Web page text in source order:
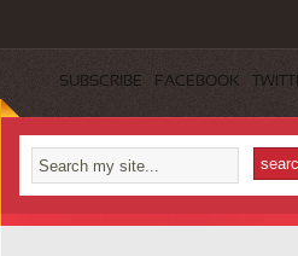
SUBSCRIBE FACEBOOK